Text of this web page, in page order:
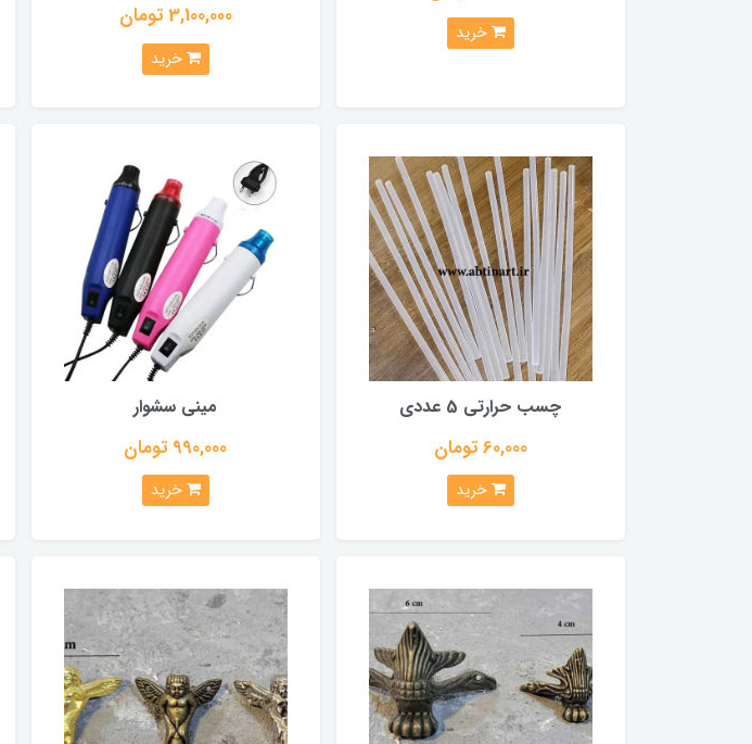
خرید
3,100,000 تومان
خرید
چسب حرارتی 5 عددی
60,000 تومان
خرید
مینی سشوار
990,000 تومان
خرید